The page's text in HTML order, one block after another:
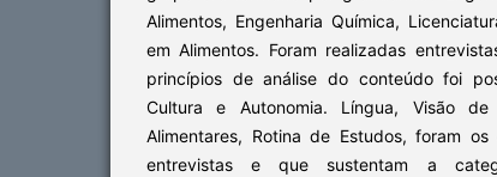
Alimentos, Engenharia Química,
em Alimentos. Foram realizadas
princípios de análise do conteúdo foi
Cultura e Autonomia. Língua, Visão de
Alimentares, Rotina de Estudos, foram
entrevistas e que sustentam a